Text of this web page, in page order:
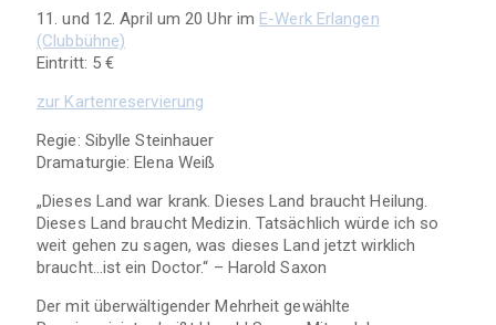
11. und 12. April um 20 Uhr im E-Werk Erlangen
(Clubbühne)
Eintritt: 5 €
zur Kartenreservierung
Regie: Sibylle Steinhauer
Dramaturgie: Elena Weiß
„Dieses Land war krank. Dieses Land braucht Heilung.
Dieses Land braucht Medizin. Tatsächlich würde ich so
weit gehen zu sagen, was dieses Land jetzt wirklich
braucht…ist ein Doctor.“ – Harold Saxon
Der mit überwältigender Mehrheit gewählte